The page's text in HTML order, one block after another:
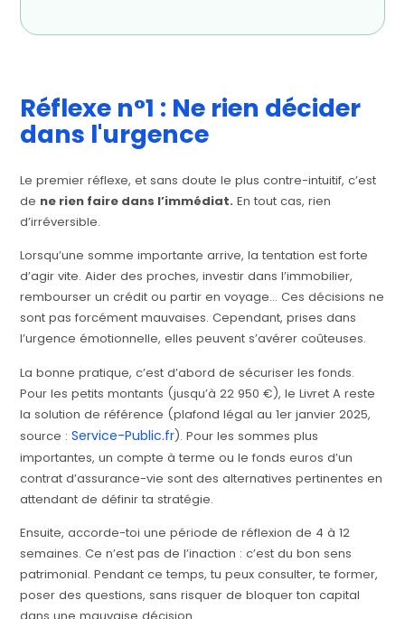
Réflexe n°1 : Ne rien décider
dans l'urgence
Le premier réflexe, et sans doute le plus contre-intuitif, c’est
de ne rien faire dans l’immédiat. En tout cas, rien
d’irréversible.
Lorsqu’une somme importante arrive, la tentation est forte
d’agir vite. Aider des proches, investir dans l’immobilier,
rembourser un crédit ou partir en voyage… Ces décisions ne
sont pas forcément mauvaises. Cependant, prises dans
l’urgence émotionnelle, elles peuvent s’avérer coûteuses.
La bonne pratique, c’est d’abord de sécuriser les fonds.
Pour les petits montants (jusqu’à 22 950 €), le Livret A reste
la solution de référence (plafond légal au 1er janvier 2025,
source : Service-Public.fr). Pour les sommes plus
importantes, un compte à terme ou le fonds euros d’un
contrat d’assurance-vie sont des alternatives pertinentes en
attendant de définir ta stratégie.
Ensuite, accorde-toi une période de réflexion de 4 à 12
semaines. Ce n’est pas de l’inaction : c’est du bon sens
patrimonial. Pendant ce temps, tu peux consulter, te former,
poser des questions, sans risquer de bloquer ton capital